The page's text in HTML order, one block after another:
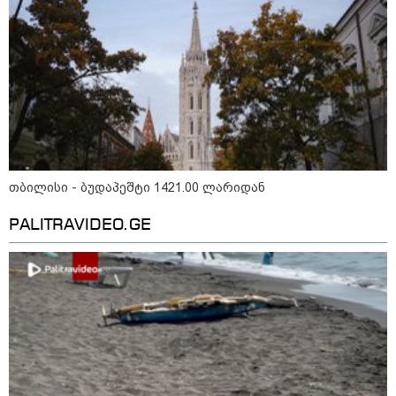
არტყმევინეს, აღენიშნება უამრავი
დაზიანება... სავარაუდოდ,
ეძებდნენ ან დებდნენ ნარკოტიკს"
- რას ჰყვება ადვოკატი კურიერზე,
რომელსაც არასრულწლოვანები
ფიზიკურად გაუსწორდნენ?
"ფოტოსურათი, რომელზეც ახლა
ვისაუბრებ, ნია იმნაძის ერთ-
ერთმა მეგობარმა გამომიგზავნა..."
- ეკა კუპატაძე
პოლიტიკა
თბილისი - ბუდაპეშტი 1421.00 ლარიდან
PALITRAVIDEO.GE